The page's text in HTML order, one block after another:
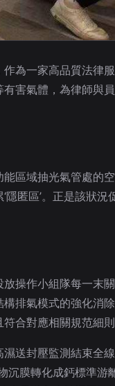
為一家高品質法律
害氣體，為律師與
區域抽光氣管處的
匿區’。正是該狀
操作小組隊每一末
排氣模式的強化消
合對應相關規范細則
送封壓監測結束全
沉膜轉化成鈣標準游